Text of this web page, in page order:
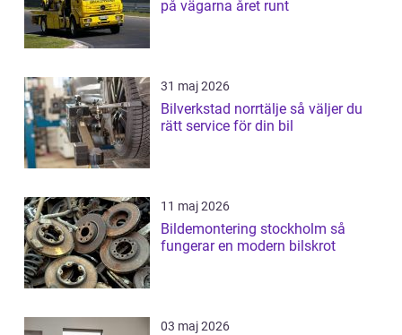
på vägarna året runt
31 maj 2026
Bilverkstad norrtälje så väljer du
rätt service för din bil
11 maj 2026
Bildemontering stockholm så
fungerar en modern bilskrot
03 maj 2026